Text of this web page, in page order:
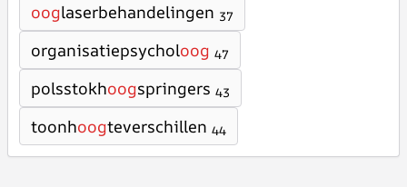
ooglaserbehandelingen 37
organisatiepsycholoog 47
polsstokhoogspringers 43
toonhoogteverschillen 44